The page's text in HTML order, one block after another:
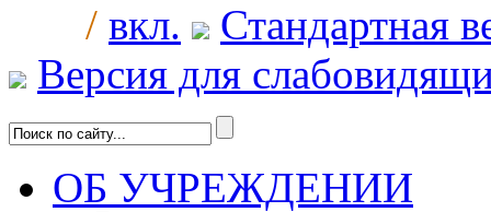
/ вкл.
Стандартная
Версия для
ОБ УЧРЕЖДЕНИИ